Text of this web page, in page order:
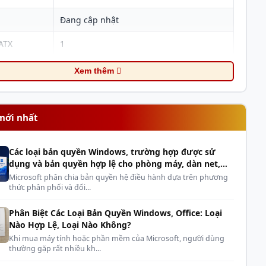
Đang cập nhật
1
EPS12V 2
5
Fully
AC 100-240Vac
10 năm
Xem thêm
nhất
Các loại bản quyền Windows, trường hợp được sử
dụng và bản quyền hợp lệ cho phòng máy, dàn net,
cyber
Microsoft phân chia bản quyền hệ điều hành dựa trên phương
thức phân phối và đối...
Phân Biệt Các Loại Bản Quyền Windows, Office: Loại
Nào Hợp Lệ, Loại Nào Không?
Khi mua máy tính hoặc phần mềm của Microsoft, người dùng
thường gặp rất nhiều kh...